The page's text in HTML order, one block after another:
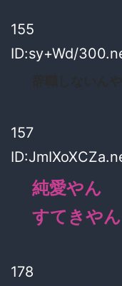
155
ID:sy+Wd/
157
純愛やん
すてきやん
178